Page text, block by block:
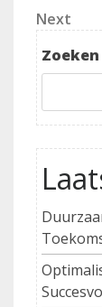
Next
Post
Next
Zoeken